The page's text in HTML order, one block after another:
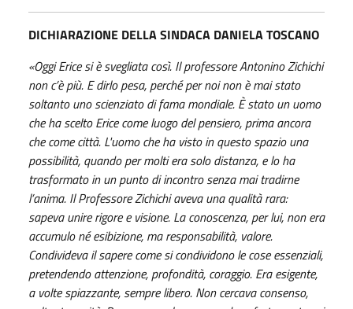
DICHIARAZIONE DELLA SINDACA DANIELA TOSCANO
«Oggi Erice si è svegliata così. Il professore Antonino Zichichi
non c’è più. E dirlo pesa, perché per noi non è mai stato
soltanto uno scienziato di fama mondiale. È stato un uomo
che ha scelto Erice come luogo del pensiero, prima ancora
che come città. L'uomo che ha visto in questo spazio una
possibilità, quando per molti era solo distanza, e lo ha
trasformato in un punto di incontro senza mai tradirne
l’anima. Il Professore Zichichi aveva una qualità rara:
sapeva unire rigore e visione. La conoscenza, per lui, non era
accumulo né esibizione, ma responsabilità, valore.
Condivideva il sapere come si condividono le cose essenziali,
pretendendo attenzione, profondità, coraggio. Era esigente,
a volte spiazzante, sempre libero. Non cercava consenso,